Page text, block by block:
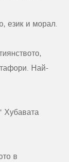
език и морал.
Най-
Хубавата
в